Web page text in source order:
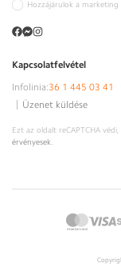
Hozzájárulok a
Kapcsolatfelvétel
Infolinia:36 1 445 03 41
Üzenet küldése
Ezt az oldalt reCAPTCHA
érvényesek.